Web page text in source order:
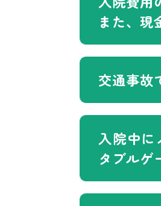
また、現
交通事故
入院中に
タブルゲ